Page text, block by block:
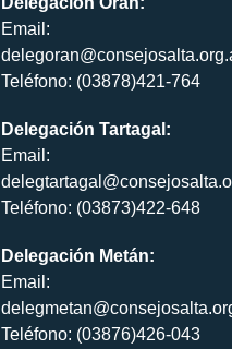
Email:
Teléfono: (03878)421-764
Delegación Tartagal:
Email:
Teléfono: (03873)422-648
Delegación Metán:
Email:
Teléfono: (03876)426-043